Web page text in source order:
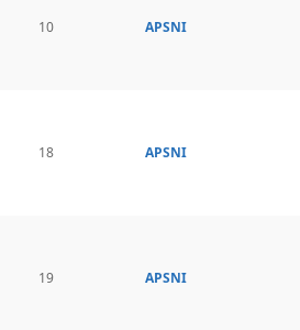
10 APSNI
18 APSNI
19 APSNI